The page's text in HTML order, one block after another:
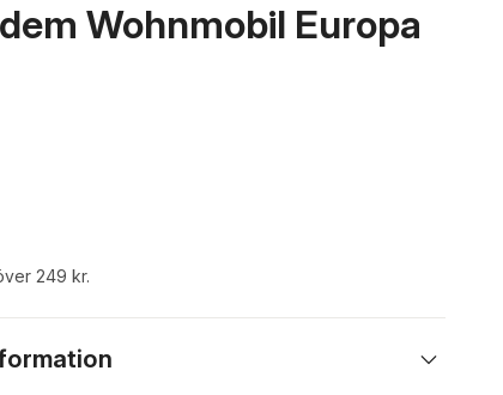
Wohnmobil Europa
249 kr.